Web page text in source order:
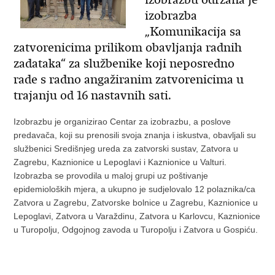
izobrazba
„Komunikacija sa
zatvorenicima prilikom obavljanja radnih
zadataka“ za službenike koji neposredno
rade s radno angažiranim zatvorenicima u
trajanju od 16 nastavnih sati.
Izobrazbu je organizirao Centar za izobrazbu, a poslove
predavača, koji su prenosili svoja znanja i iskustva, obavljali su
službenici Središnjeg ureda za zatvorski sustav, Zatvora u
Zagrebu, Kaznionice u Lepoglavi i Kaznionice u Valturi.
Izobrazba se provodila u maloj grupi uz poštivanje
epidemioloških mjera, a ukupno je sudjelovalo 12 polaznika/ca
Zatvora u Zagrebu, Zatvorske bolnice u Zagrebu, Kaznionice u
Lepoglavi, Zatvora u Varaždinu, Zatvora u Karlovcu, Kaznionice
u Turopolju, Odgojnog zavoda u Turopolju i Zatvora u Gospiću.